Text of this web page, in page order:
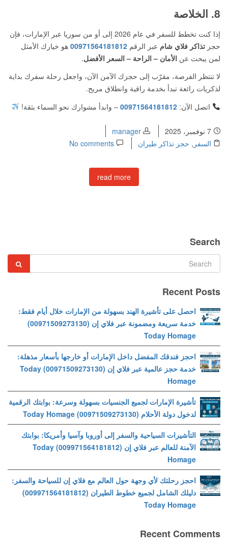
8. الخلاصة
إذا كنت تخطط للسفر في عام 2026 إلى أو من سوريا عبر الإمارات، فإن
حجز تذاكر فلاي شام عبر الرقم 00971564181812 هو خيارك الأمثل
لمن يبحث عن الأمان – الراحة – السعر الأفضل.
لا تنتظر الفرصة، مقرّب إلى حجزك الآمن الآن، واجعل رحلة سفرك بداية
لذكريات رائعة تبدأ بخدمة راقية وانطلاق مريح.
اتصل الآن: 00971564181812 – وابدأ مشوارك نحو السماء بثقة!
manager
السفر , حجز تذاكر طيران No comments
read more
Search
Recent Posts
احصل على تأشيرة الهند بسهولة من الإمارات خلال أيام فقط:
خدمة سريعة ومضمونة عبر فلاي إن (00971509273130)
Today Homage
احجز فندقك المفضل داخل الإمارات أو خارجها بأسعار مذهلة:
خدمة حجز عالمية عبر فلاي إن (00971509273130) Today
Homage
تأشيرة الإمارات لجميع الجنسيات بسهولة وسرعة: بوابتك الرقمية
لدخول دولة الأحلام (00971509273130) Today Homage
التأشيرات السياحية والسفر إلى أوروبا وآسيا وأمريكا: بوابتك
الآمنة للعالم عبر فلاي إن (009971564181812) Today
Homage
احجز رحلتك لأي وجهة حول العالم مع فلاي إن للسياحة والسفر:
دليلك الشامل لجميع خطوط الطيران (009971564181812)
Today Homage
Recent Comments